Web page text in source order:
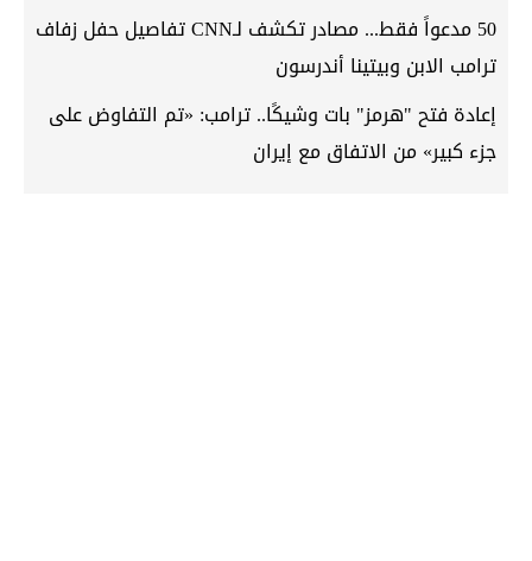
50 مدعواً فقط... مصادر تكشف لـCNN تفاصيل حفل زفاف
ترامب الابن وبيتينا أندرسون
إعادة فتح "هرمز" بات وشيكًا.. ترامب: «تم التفاوض على
جزء كبير» من الاتفاق مع إيران